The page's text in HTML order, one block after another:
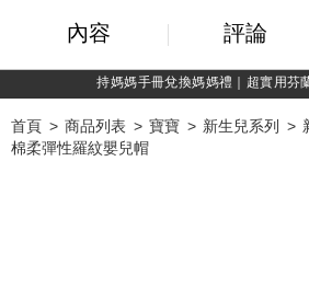
持媽媽手冊兌換媽媽禮｜超實用芬
首頁 商品列表 寶寶 新生兒系列
棉柔彈性羅紋嬰兒帽
內容 評論